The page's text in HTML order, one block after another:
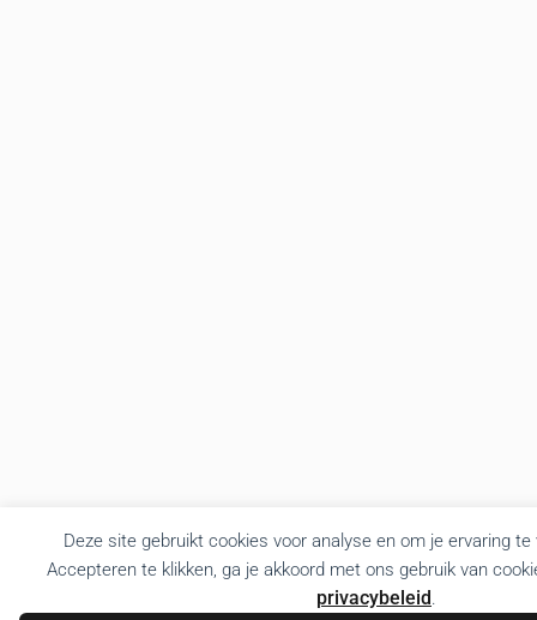
Deze site gebruikt cookies voor analyse en om je ervaring
Accepteren te klikken, ga je akkoord met ons gebruik van
privacybeleid.